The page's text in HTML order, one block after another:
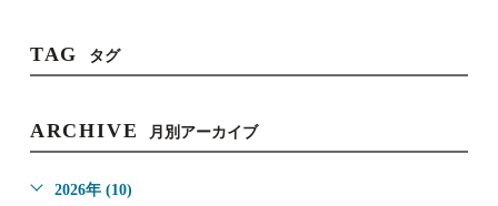
TAG タグ
ARCHIVE 月別アーカイブ
2026年 (10)